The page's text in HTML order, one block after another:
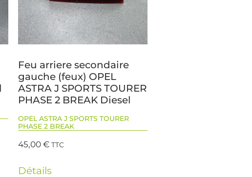
Feu arriere secondaire
gauche (feux) OPEL
ASTRA J SPORTS TOURER
PHASE 2 BREAK Diesel
OPEL ASTRA J SPORTS TOURER
PHASE 2 BREAK
45,00€ TTC
Détails